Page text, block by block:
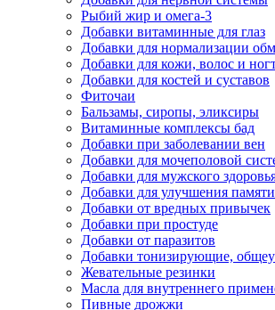
Рыбий жир и омега-3
Добавки витаминные для глаз
Добавки для нормализации
Добавки для кожи, волос и
Добавки для костей и суставов
Фиточаи
Бальзамы, сиропы, эликсиры
Витаминные комплексы бад
Добавки при заболевании вен
Добавки для мочеполовой
Добавки для мужского
Добавки для улучшения памяти
Добавки от вредных привычек
Добавки при простуде
Добавки от паразитов
Добавки тонизирующие,
Жевательные резинки
Масла для внутреннего
Пивные дрожжи